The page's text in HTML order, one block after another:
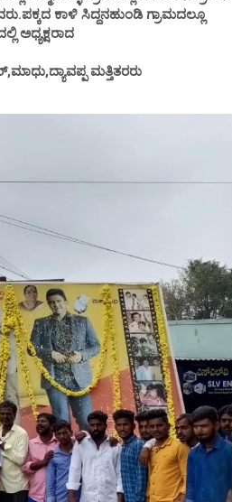
ಕಾಳಿ ಸಿದ್ದನಹುಂಡಿ ಗ್ರಾಮದಲ್ಲೂ
ಅಧ್ಯಕ್ಷರಾದ
ಮತ್ತಿತರರು